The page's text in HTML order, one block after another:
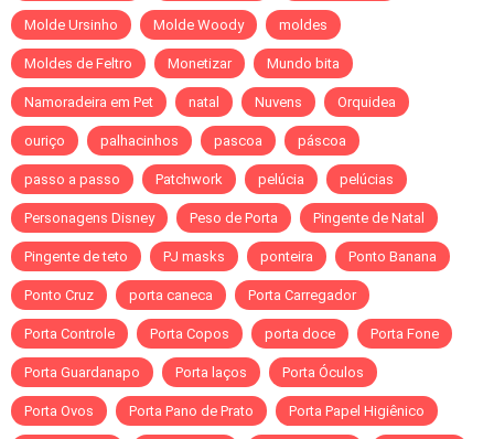
Molde Ursinho Molde Woody moldes
Moldes de Feltro Monetizar Mundo bita
Namoradeira em Pet natal Nuvens Orquidea
ouriço palhacinhos pascoa páscoa
passo a passo Patchwork pelúcia pelúcias
Personagens Disney Peso de Porta Pingente de Natal
Pingente de teto PJ masks ponteira Ponto Banana
Ponto Cruz porta caneca Porta Carregador
Porta Controle Porta Copos porta doce Porta Fone
Porta Guardanapo Porta laços Porta Óculos
Porta Ovos Porta Pano de Prato Porta Papel Higiênico